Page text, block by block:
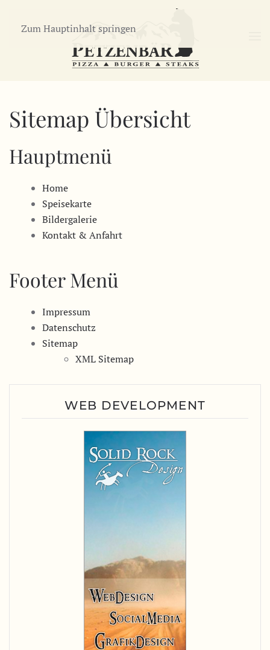
Zum Hauptinhalt springen
Sitemap Übersicht
Hauptmenü
Home
Speisekarte
Bildergalerie
Kontakt & Anfahrt
Footer Menü
Impressum
Datenschutz
Sitemap
XML Sitemap
WEB DEVELOPMENT